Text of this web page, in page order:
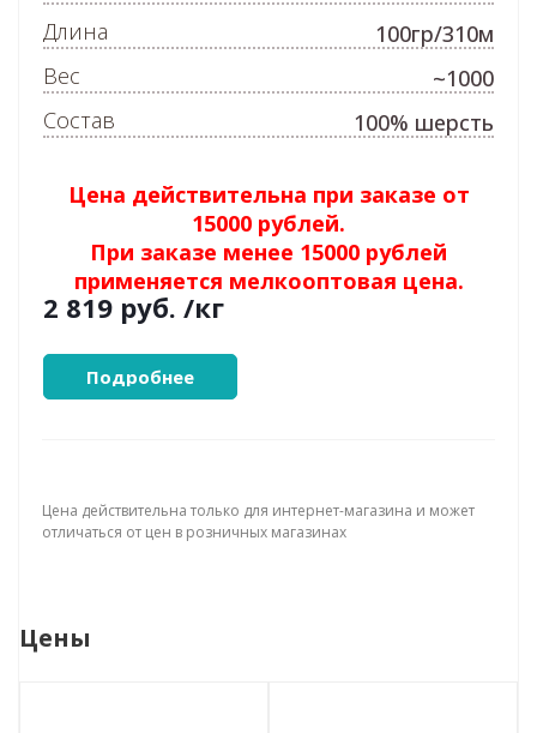
Цена действительна при заказе от
15000 рублей.
При заказе менее 15000 рублей
применяется мелкооптовая цена.
2 819 руб. /кг
Подробнее
Длина
100гр/310м
Вес
~1000
Состав
100% шерсть
Цена действительна только для интернет-магазина и может
отличаться от цен в розничных магазинах
Цены